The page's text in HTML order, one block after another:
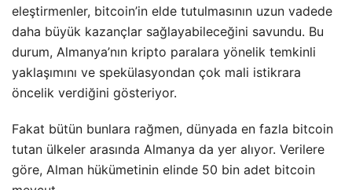
eleştirmenler, bitcoin’in elde tutulmasının uzun vadede
daha büyük kazançlar sağlayabileceğini savundu. Bu
durum, Almanya’nın kripto paralara yönelik temkinli
yaklaşımını ve spekülasyondan çok mali istikrara
öncelik verdiğini gösteriyor.
Fakat bütün bunlara rağmen, dünyada en fazla bitcoin
tutan ülkeler arasında Almanya da yer alıyor. Verilere
göre, Alman hükümetinin elinde 50 bin adet bitcoin